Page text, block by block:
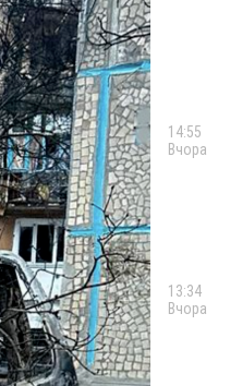
14:55
Вчора
13:34
Вчора